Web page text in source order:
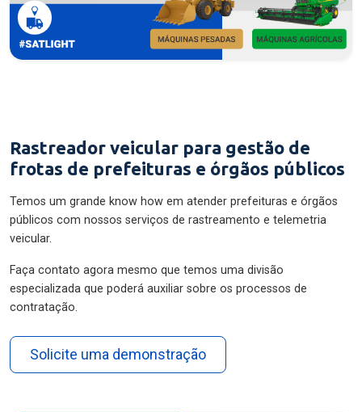
Rastreador veicular para gestão de
frotas de prefeituras e órgãos públicos
Temos um grande know how em atender prefeituras e órgãos
públicos com nossos serviços de rastreamento e telemetria
veicular.
Faça contato agora mesmo que temos uma divisão
especializada que poderá auxiliar sobre os processos de
contratação.
Solicite uma demonstração